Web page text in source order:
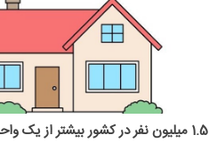
1.5 میلیون نفر در کشور بیشتر از یک واحد مسکونی دارند